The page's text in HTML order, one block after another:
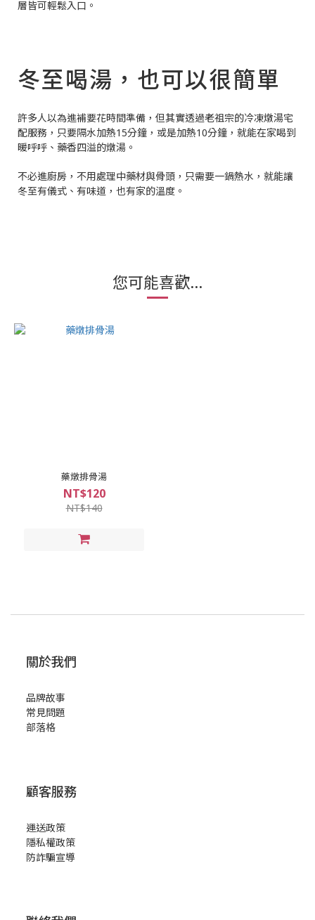
層皆可輕鬆入口。
冬至喝湯，也可以很簡單
許多人以為進補要花時間準備，但其實透過老祖宗的冷凍燉湯宅
配服務，只要隔水加熱15分鐘，或是加熱10分鐘，就能在家喝到
暖呼呼、藥香四溢的燉湯。
不必進廚房，不用處理中藥材與骨頭，只需要一鍋熱水，就能讓
冬至有儀式、有味道，也有家的溫度。
您可能喜歡...
藥燉排骨湯
NT$120
NT$140
關於我們
品牌故事
常見問題
部落格
顧客服務
運送政策
隱私權政策
防詐騙宣導